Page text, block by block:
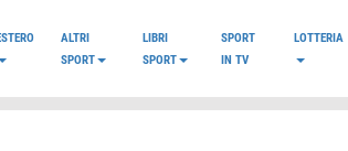
ALTRI
SPORT
LIBRI
SPORT
SPORT
IN TV
LOTTERIA